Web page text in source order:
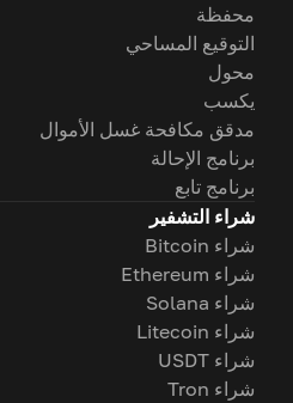
محفظة
التوقيع المساحي
محول
يكسب
مدقق مكافحة غسل الأموال
برنامج الإحالة
برنامج تابع
شراء التشفير
شراء Bitcoin
شراء Ethereum
شراء Solana
شراء Litecoin
شراء USDT
شراء Tron